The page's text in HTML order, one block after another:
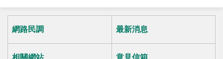
網路民調 最新消息
相關網站 意見信箱